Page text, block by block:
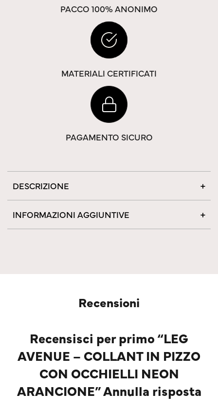
PACCO 100% ANONIMO
MATERIALI CERTIFICATI
PAGAMENTO SICURO
DESCRIZIONE
INFORMAZIONI AGGIUNTIVE
Recensioni
Recensisci per primo “LEG
AVENUE – COLLANT IN PIZZO
CON OCCHIELLI NEON
ARANCIONE” Annulla risposta